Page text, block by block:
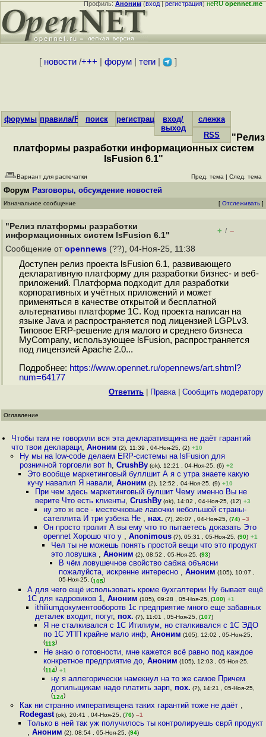
Профиль:Аноним(вход|регистрация)неRUopennet.me
[ новости/+++ форум| теги| ]
форумы правила/FAQпоиск регистрациявход/
выход
слежка
RSS
"Релиз
платформы разработки информационных систем
lsFusion 6.1"
Вариант для распечатки Пред. тема | След. тема
Форум Разговоры, обсуждение новостей
Изначальное сообщение [ Отслеживать ]
"Релиз платформы разработки
информационных систем lsFusion 6.1"
+ / –
Сообщение от opennews (??), 04-Ноя-25, 11:38
Доступен релиз проекта lsFusion 6.1, развивающего
декларативную платформу для разработки бизнес- и веб-
приложений. Платформа подходит для разработки
корпоративных и учётных приложений и может
применяться в качестве открытой и бесплатной
альтернативы платформе 1С. Код проекта написан на
языке Java и распространяется под лицензией LGPLv3.
Типовое ERP-решение для малого и среднего бизнеса
MyCompany, использующее lsFusion, распространяется
под лицензией Apache 2.0...
Подробнее: https://www.opennet.ru/opennews/art.shtml?
num=64177
Ответить Правка| Cообщить модератору
Оглавление
Чтобы там не говорили вся эта декларативщина не даёт гарантий
что твои деклараци,Аноним (2), 11:39 , 04-Ноя-25, (2) +10
Ну мы на low-code делаем ERP-системы на lsFusion для
розничной торговли вот h, CrushBy(ok), 12:21 , 04-Ноя-25, (6) +2
Это вообще маркетинговый буллшит А я с утра знаете какую
кучу навалил Я навали, Аноним (2), 12:52 , 04-Ноя-25, (9) +10
При чем здесь маркетинговый булшит Чему именно Вы не
верите Что есть клиенты,CrushBy (ok), 14:02 , 04-Ноя-25, (12) +3
ну это ж все - местечковые лавочки небольшой страны-
сателлита И три узбека Не , нах. (?), 20:07 , 04-Ноя-25, (74) –3
Он просто тролит А вы ему что то пытаетесь доказать Это
opennet Хорошо что у , Anonimous(?), 05:31 , 05-Ноя-25, (90) +1
Чел ты не можешь понять простой вещи что это продукт
это ловушка , Аноним (2), 08:52 , 05-Ноя-25, (93)
В чём ловушечное свойство сабжа объясни
пожалуйста, искренне интересно ,Аноним (105), 10:07 ,
05-Ноя-25, (105)
А для чего ещё использовать кроме бухгалтерии Ну бывает ещё
1С для кадровиков 1, Аноним (105), 09:28 , 05-Ноя-25, (100) +1
ithiliumдокументооборотв 1с предприятие много еще забавных
деталек входит, погуг, пох. (?), 11:01 , 05-Ноя-25, (107)
Я не сталкивался с 1С Итилиум, но сталкивался с 1С ЭДО
по 1С УПП крайне мало инф, Аноним (105), 12:02 , 05-Ноя-25,
(113)
Не знаю о готовности, мне кажется всё равно под каждое
конкретное предприятие до, Аноним (105), 12:03 , 05-Ноя-25,
(114) +1
ну я аллегорически намекнул на то же самое Причем
допильщикам надо платить зарп, пох. (?), 14:21 , 05-Ноя-25,
(124)
Как ни странно императивщена таких гарантий тоже не даёт ,
Rodegast(ok), 20:41 , 04-Ноя-25, (76) –1
Только в ней так уж получилось ты контролируешь сврй продукт
, Аноним (2), 08:54 , 05-Ноя-25, (94)